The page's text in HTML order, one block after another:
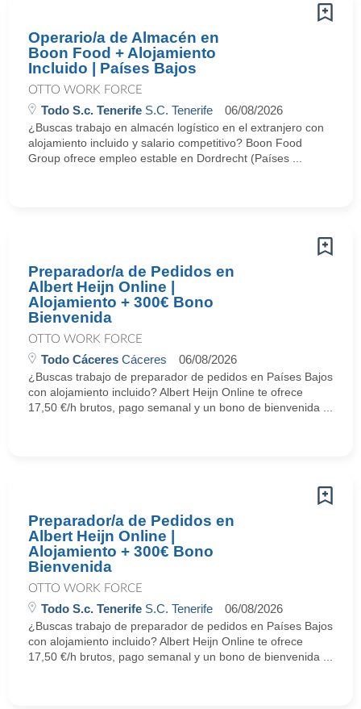
Operario/a de Almacén en
Boon Food + Alojamiento
Incluido | Países Bajos
OTTO WORK FORCE
Todo S.c. Tenerife S.C. Tenerife 06/08/2026
¿Buscas trabajo en almacén logístico en el extranjero con
alojamiento incluido y salario competitivo? Boon Food
Group ofrece empleo estable en Dordrecht (Países ...
Preparador/a de Pedidos en
Albert Heijn Online |
Alojamiento + 300€ Bono
Bienvenida
OTTO WORK FORCE
Todo Cáceres Cáceres 06/08/2026
¿Buscas trabajo de preparador de pedidos en Países Bajos
con alojamiento incluido? Albert Heijn Online te ofrece
17,50 €/h brutos, pago semanal y un bono de bienvenida ...
Preparador/a de Pedidos en
Albert Heijn Online |
Alojamiento + 300€ Bono
Bienvenida
OTTO WORK FORCE
Todo S.c. Tenerife S.C. Tenerife 06/08/2026
¿Buscas trabajo de preparador de pedidos en Países Bajos
con alojamiento incluido? Albert Heijn Online te ofrece
17,50 €/h brutos, pago semanal y un bono de bienvenida ...